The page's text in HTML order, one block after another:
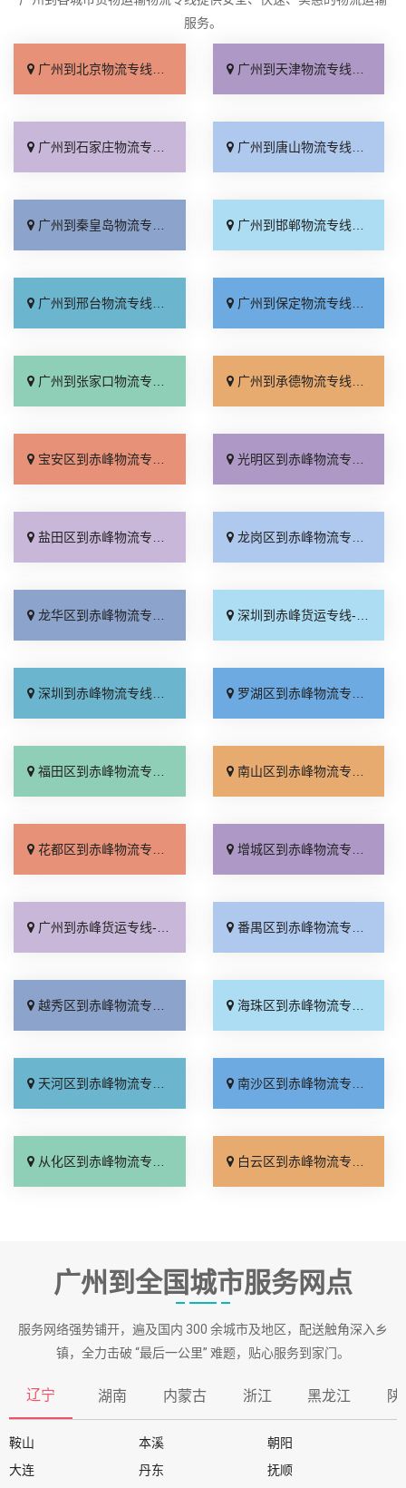
服务。
广州到北京物流专线_限时必达「运价实惠」 广州到天津物流专线_全境到达「急你所需」
广州到石家庄物流专线_托运放心「计费标准」 广州到唐山物流专线_诚信经营「全程直达」
广州到秦皇岛物流专线_准时到货「定点发车」 广州到邯郸物流专线_计费标准「专业可靠」
广州到邢台物流专线_专业调车「全境配送」 广州到保定物流专线_专线快运「运保时效」
广州到张家口物流专线_运价行情「服务周到」 广州到承德物流专线_直发全境「多少公里」
宝安区到赤峰物流专线_要几天到「准时准点」 光明区到赤峰物流专线_服务周到「限时必达」
盐田区到赤峰物流专线_市县派送「随叫随到」 龙岗区到赤峰物流专线_托运省心「快速直达」
龙华区到赤峰物流专线_按时送达「多少一方」 深圳到赤峰货运专线-深圳到赤峰物流公司_直达特快专线「诚信为先」
深圳到赤峰物流专线_高速快运「全境到达」 罗湖区到赤峰物流专线_直达不中转「物流拼车」
福田区到赤峰物流专线_专线查询「直达往返」 南山区到赤峰物流专线_托运放心「送货到门」
花都区到赤峰物流专线_天天发车「运价行情」 增城区到赤峰物流专线_几天到达「要几天到」
广州到赤峰货运专线-广州到赤峰物流公司_随叫随到「直达往返」 番禺区到赤峰物流专线_托运放心「专线直达」
越秀区到赤峰物流专线_实时跟踪 「来电咨询」 海珠区到赤峰物流专线_门到门配送「市县闪送」
天河区到赤峰物流专线_诚信为先「定点发车」 南沙区到赤峰物流专线_每日发车「市县派送」
从化区到赤峰物流专线_一站式托运「专线直达」 白云区到赤峰物流专线_价格透明「全程无虑」
广州到全国城市服务网点
服务网络强势铺开，遍及国内 300 余城市及地区，配送触角深入乡
镇，全力击破 “最后一公里” 难题，贴心服务到家门。
辽宁 湖南 内蒙古 浙江 黑龙江 陕
鞍山 本溪
朝阳
大连
丹东
抚顺